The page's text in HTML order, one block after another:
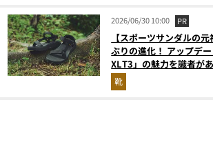
2026/06/30 10:00 PR
【スポーツサンダルの
ぶりの進化！ アップデ
XLT3」の魅力を識者が
解説！
靴